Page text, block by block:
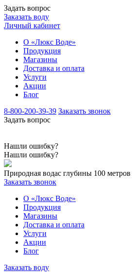
Задать вопрос
Заказать воду
Личный кабинет
О «Люкс Воде»
Продукция
Магазины
Доставка и оплата
Услуги
Акции
Блог
8-800-200-39-39 Заказать звонок
Задать вопрос
Нашли ошибку?
Нашли ошибку?
Природная водас глубины 100 метров
Заказать звонок
О «Люкс Воде»
Продукция
Магазины
Доставка и оплата
Услуги
Акции
Блог
Заказать воду